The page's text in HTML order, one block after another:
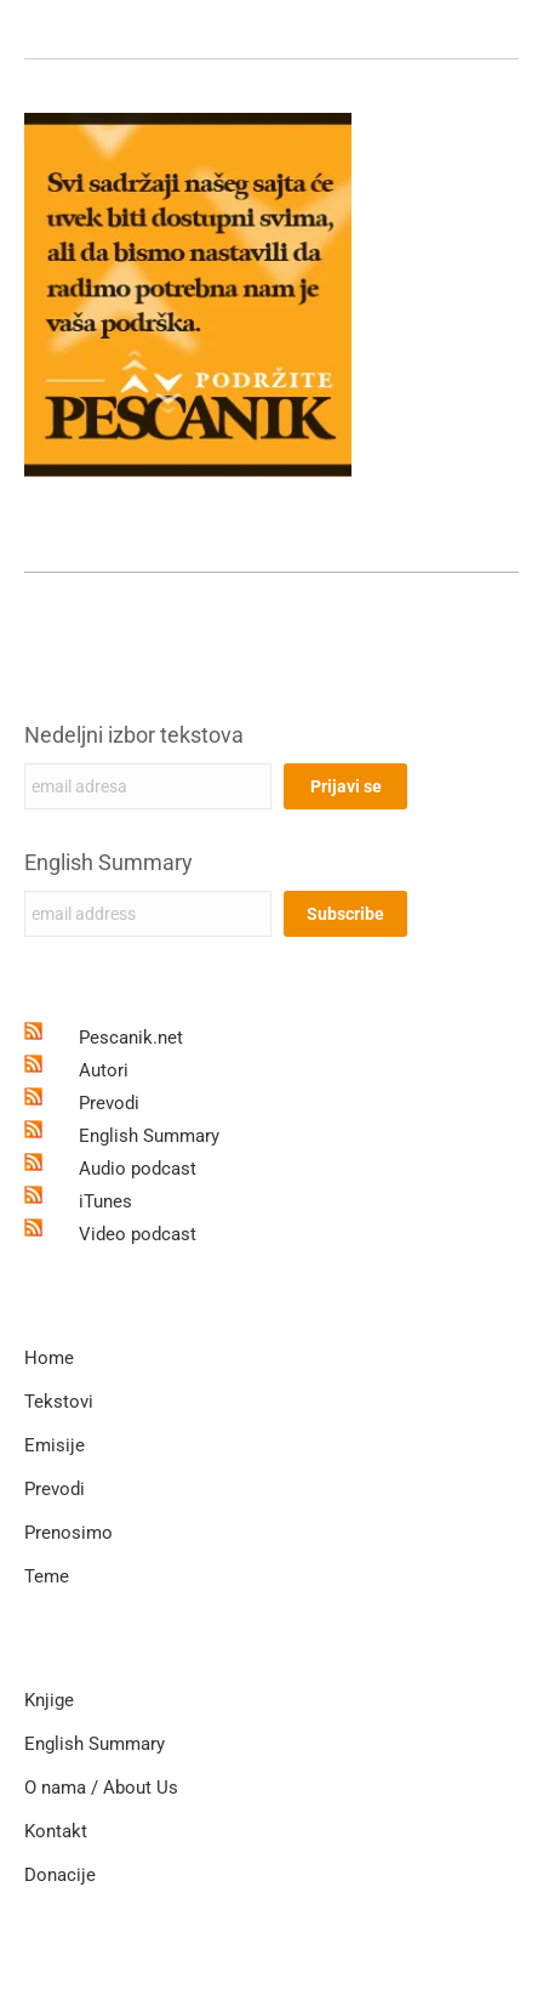
Nedeljni izbor tekstova
English Summary
Pescanik.net
Autori
Prevodi
English Summary
Audio podcast
iTunes
Video podcast
Home
Tekstovi
Emisije
Prevodi
Prenosimo
Teme
Knjige
English Summary
O nama / About Us
Kontakt
Donacije